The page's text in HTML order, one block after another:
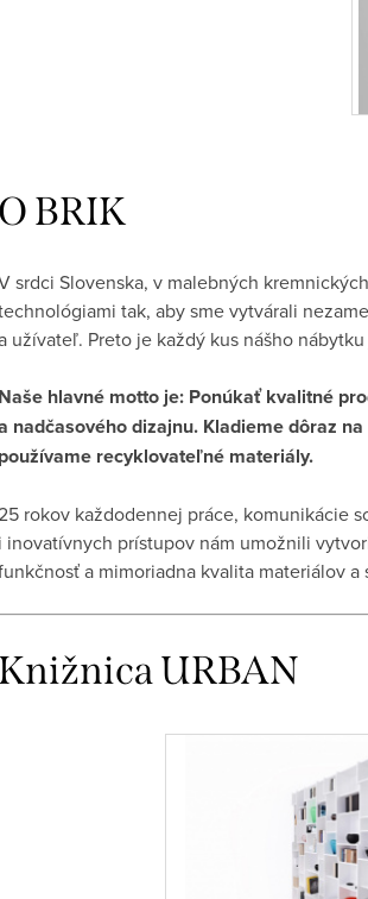
O BRIK
srdci Slovenska, v malebných
tak, aby sme vytvárali
užívateľ. Preto je každý kus nášho
Naše hlavné motto je: Ponúkať kvalitné
nadčasového dizajnu. Kladieme dôraz
používame recyklovateľné materiály.
rokov každodennej práce, komunikácie
i inovatívnych prístupov nám umožnili
a mimoriadna kvalita materiálov a
Knižnica URBAN